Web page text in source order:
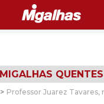
MIGALHAS QUENTES
> Professor Juarez